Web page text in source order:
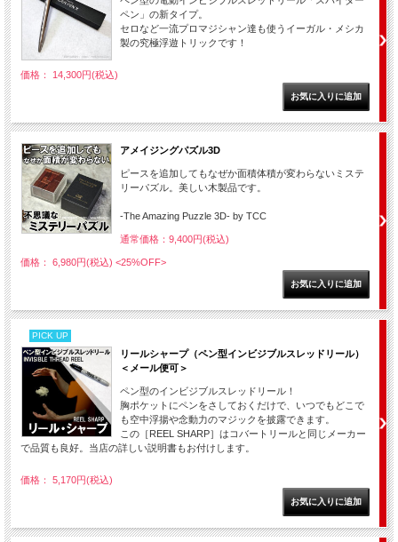
ペン」の新タイプ。
セロなど一流プロマジシャン達も使うイーガル・メシカ
製の究極浮遊トリックです！
価格： 14,300円(税込)
アメイジングパズル3D
ピースを追加してもなぜか面積体積が変わらないミステ
リーパズル。美しい木製品です。
-The Amazing Puzzle 3D- by TCC
通常価格：9,400円(税込)
価格： 6,980円(税込) <25%OFF>
PICK UP
リールシャープ（ペン型インビジブルスレッドリール）
＜メール便可＞
ペン型のインビジブルスレッドリール！
胸ポケットにペンをさしておくだけで、いつでもどこで
も空中浮揚や念動力のマジックを披露できます。
この［REEL SHARP］はコバートリールと同じメーカー
で品質も良好。当店の詳しい説明書もお付けします。
価格： 5,170円(税込)